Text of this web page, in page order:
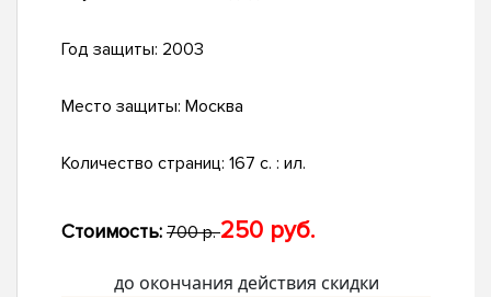
Год защиты: 2003
Место защиты: Москва
Количество страниц: 167 с. : ил.
Стоимость: 700 р.250 руб.
до окончания действия скидки